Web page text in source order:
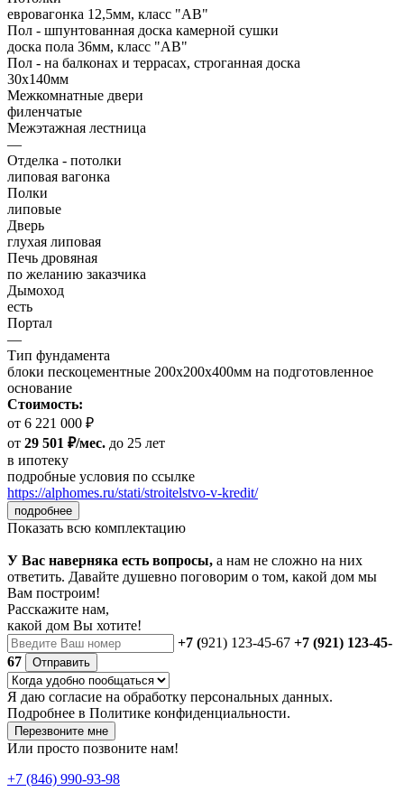
евровагонка 12,5мм, класс "АВ"
Пол - шпунтованная доска камерной сушки
доска пола 36мм, класс "АB"
Пол - на балконах и террасах, строганная доска
30х140мм
Межкомнатные двери
филенчатые
Межэтажная лестница
—
Отделка - потолки
липовая вагонка
Полки
липовые
Дверь
глухая липовая
Печь дровяная
по желанию заказчика
Дымоход
есть
Портал
—
Тип фундамента
блоки пескоцементные 200х200х400мм на подготовленное
основание
Стоимость:
от 6 221 000 ₽
от 29 501 ₽/мес. до 25 лет
в ипотеку
подробные условия по ссылке
https://alphomes.ru/stati/stroitelstvo-v-kredit/
подробнее
Показать всю комплектацию
У Вас наверняка есть вопросы, а нам не сложно на них
ответить. Давайте душевно поговорим о том, какой дом мы
Вам построим!
Расскажите нам,
какой дом Вы хотите!
+7 (921) 123-45-67 +7 (921) 123-45-
67
Отправить
Я даю согласие на обработку персональных данных.
Подробнее в Политике конфиденциальности.
Перезвоните мне
Или просто позвоните нам!
+7 (846) 990-93-98